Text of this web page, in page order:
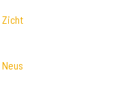
Zicht
Neus